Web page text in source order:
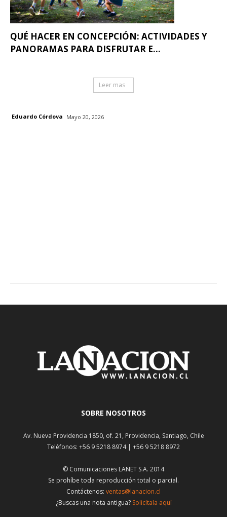
QUÉ HACER EN CONCEPCIÓN: ACTIVIDADES Y
PANORAMAS PARA DISFRUTAR E...
Leer mas
Eduardo Córdova Mayo 20, 2026
SOBRE NOSOTROS
Av. Nueva Providencia 1850, of. 21, Providencia, Santiago, Chile
Teléfonos: +56 9 5218 8974 | +56 9 5218 8972
© Comunicaciones LANET S.A. 2014
Se prohíbe toda reproducción total o parcial.
Contáctenos: ventas@lanacion.cl
¿Buscas una nota antigua? Solicítala aquí